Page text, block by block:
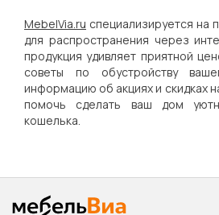
MebelVia.ru специализируется на
для распространения через
продукция удивляет приятной
советы по обустройству
информацию об акциях и скидках
помочь сделать ваш дом
кошелька.